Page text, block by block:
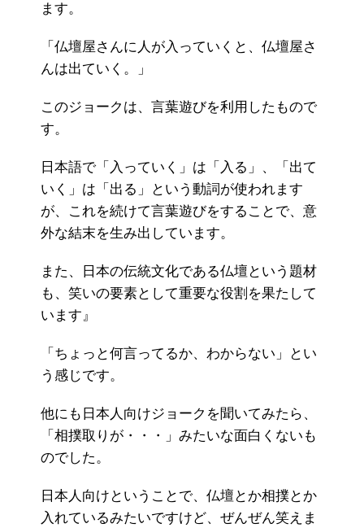
ます。
「仏壇屋さんに人が入っていくと、仏壇屋さ
んは出ていく。」
このジョークは、言葉遊びを利用したもので
す。
日本語で「入っていく」は「入る」、「出て
いく」は「出る」という動詞が使われます
が、これを続けて言葉遊びをすることで、意
外な結末を生み出しています。
また、日本の伝統文化である仏壇という題材
も、笑いの要素として重要な役割を果たして
います』
「ちょっと何言ってるか、わからない」とい
う感じです。
他にも日本人向けジョークを聞いてみたら、
「相撲取りが・・・」みたいな面白くないも
のでした。
日本人向けということで、仏壇とか相撲とか
入れているみたいですけど、ぜんぜん笑えま